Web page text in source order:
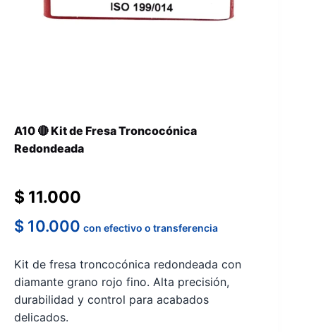
A10 🔴 Kit de Fresa Troncocónica
Redondeada
$ 11.000
$ 10.000 con efectivo o transferencia
Kit de fresa troncocónica redondeada con
diamante grano rojo fino. Alta precisión,
durabilidad y control para acabados
delicados.